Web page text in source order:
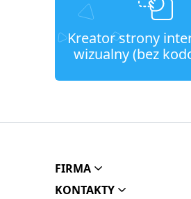
Kreator strony
wizualny (bez
FIRMA
KONTAKTY